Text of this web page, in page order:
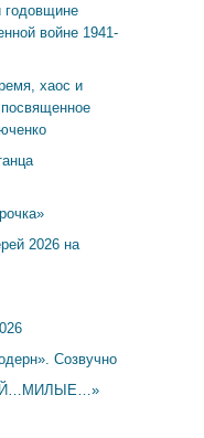
годовщине
войне 1941-
хаос и
2026 на
Созвучно